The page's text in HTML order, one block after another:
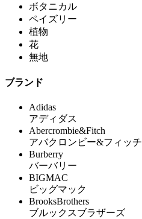
ボタニカル
ペイズリー
植物
花
無地
ブランド
Adidas
アディダス
Abercrombie&Fitch
アバクロンビー&フィッチ
Burberry
バーバリー
BIGMAC
ビッグマック
BrooksBrothers
ブルックスブラザーズ